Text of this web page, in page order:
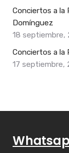
Conciertos a la
Domínguez
18 septiembre,
Conciertos a la
17 septiembre,